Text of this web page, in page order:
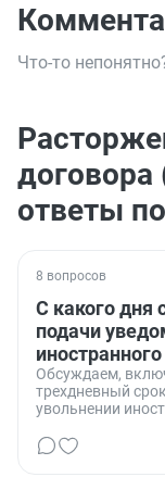
Что-то
договора
ответы
8 вопросов
С какого дня
подачи
Обсуждаем,
трехдневный
увольнении